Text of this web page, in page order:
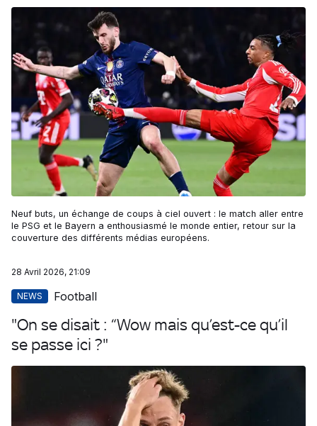
Neuf buts, un échange de coups à ciel ouvert : le match aller entre
le PSG et le Bayern a enthousiasmé le monde entier, retour sur la
couverture des différents médias européens.
28 Avril 2026, 21:09
NEWS Football
"On se disait : “Wow mais qu’est-ce qu’il
se passe ici ?"